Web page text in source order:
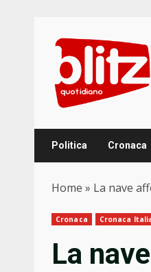
content
Politica Cronaca
Home » La nave
Cronaca Cronaca
La